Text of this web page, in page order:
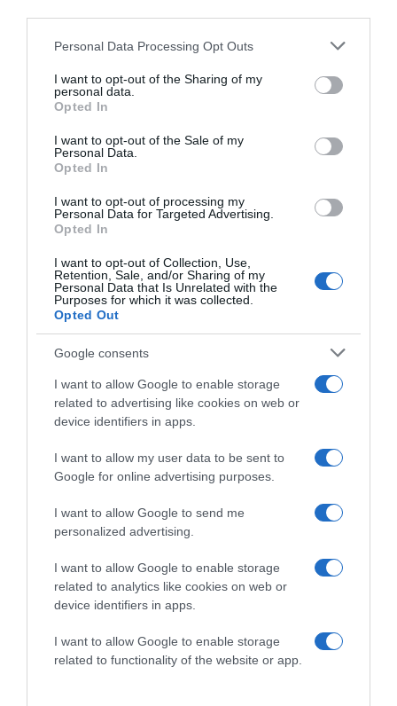
Please note that this website/app uses one or more Google
not limited to your visit or usage behaviour. You may click to
grant or deny consent to Google and its third-party tags to
use your data for below specified purposes in below Google
consent section.
Personal Data Processing Opt Outs
I want to opt-out of the Sharing of my
personal data.
Opted In
I want to opt-out of the Sale of my
Personal Data.
Opted In
I want to opt-out of processing my
Personal Data for Targeted Advertising.
Opted In
I want to opt-out of Collection, Use,
Retention, Sale, and/or Sharing of my
Personal Data that Is Unrelated with the
Purposes for which it was collected.
Opted Out
Google consents
I want to allow Google to enable storage
related to advertising like cookies on web or
device identifiers in apps.
I want to allow my user data to be sent to
Google for online advertising purposes.
I want to allow Google to send me
personalized advertising.
I want to allow Google to enable storage
related to analytics like cookies on web or
device identifiers in apps.
I want to allow Google to enable storage
related to functionality of the website or app.
HASONLÓ BEJEGYZÉSEK
2026-08-09.
Veréb Tamás válik a feleségétől